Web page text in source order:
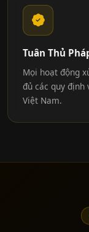
Tuân Thủ
Mọi hoạt động
đủ các quy định
Việt Nam.